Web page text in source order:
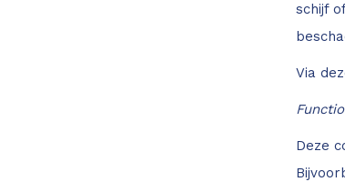
schijf
Via
Deze